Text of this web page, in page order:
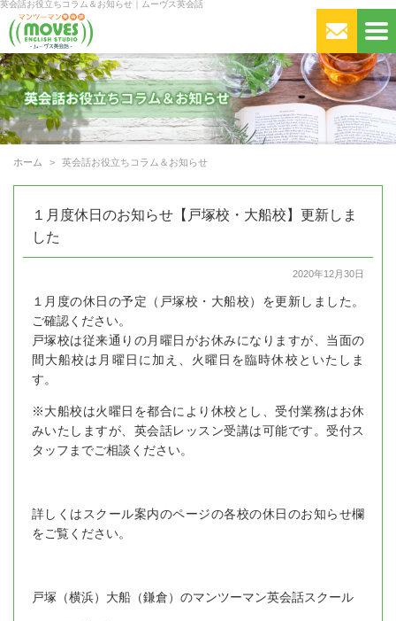
英会話お役立ちコラム＆お知らせ｜ムーヴス英会話
ホーム 英会話お役立ちコラム＆お知らせ
１月度休日のお知らせ【戸塚校・大船校】更新しま
した
2020年12月30日
１月度の休日の予定（戸塚校・大船校）を更新しました。
ご確認ください。
戸塚校は従来通りの月曜日がお休みになりますが、当面の
間大船校は月曜日に加え、火曜日を臨時休校といたしま
す。
※大船校は火曜日を都合により休校とし、受付業務はお休
みいたしますが、英会話レッスン受講は可能です。受付ス
タッフまでご相談ください。
詳しくはスクール案内のページの各校の休日のお知らせ欄
をご覧ください。
戸塚（横浜）大船（鎌倉）のマンツーマン英会話スクール